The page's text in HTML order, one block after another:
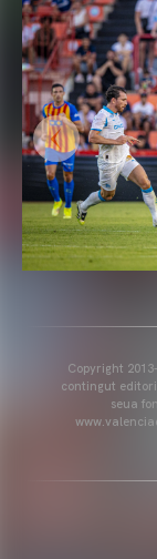
Copyright
contingut
seua